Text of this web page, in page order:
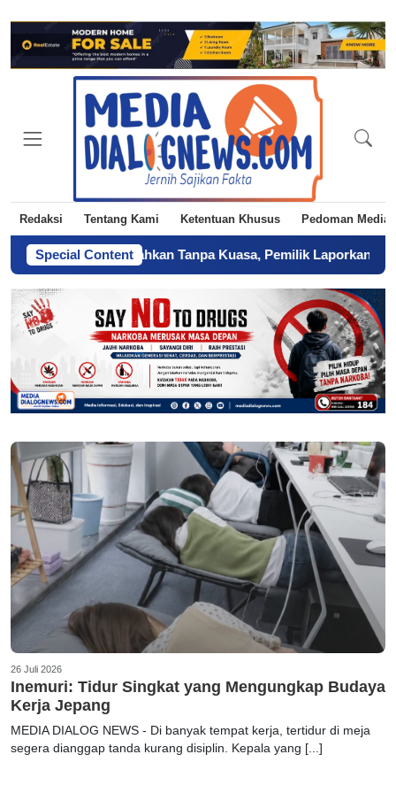
Redaksi Tentang Kami Ketentuan Khusus Pedoman Media
Special Content
Diserahkan Tanpa Kuasa, Pemilik Laporkan BPN Parepare
26 Juli 2026
Inemuri: Tidur Singkat yang Mengungkap Budaya
Kerja Jepang
MEDIA DIALOG NEWS - Di banyak tempat kerja, tertidur di meja
segera dianggap tanda kurang disiplin. Kepala yang [...]